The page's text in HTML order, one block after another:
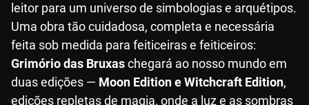
leitor para um universo de simbologias e arquétipos.
Uma obra tão cuidadosa, completa e necessária
feita sob medida para feiticeiras e feiticeiros:
Grimório das Bruxaschegará ao nosso mundo em
duas edições — Moon Edition e Witchcraft Edition,
edições repletas de magia, onde a luz e as sombras